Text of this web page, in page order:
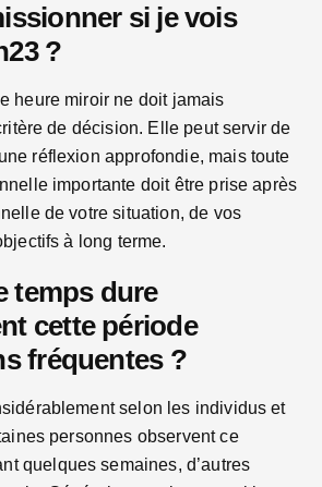
si je vois
?
heure miroir ne doit jamais
de décision. Elle peut servir de
réflexion approfondie, mais toute
importante doit être prise après
de votre situation, de vos
à long terme.
temps dure
cette période
fréquentes ?
selon les individus et
personnes observent ce
quelques semaines, d’autres